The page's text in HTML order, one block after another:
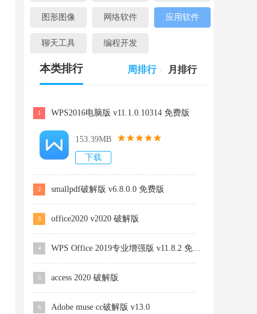
图形图像 网络软件 应用软件
聊天工具 编程开发
本类排行 周排行 月排行
1 WPS2016电脑版 v11.1.0.10314 免费版
153.39MB
下载
2 smallpdf破解版 v6.8.0.0 免费版
3 office2020 v2020 破解版
4 WPS Office 2019专业增强版 v11.8.2 免费版
5 access 2020 破解版
6 Adobe muse cc破解版 v13.0